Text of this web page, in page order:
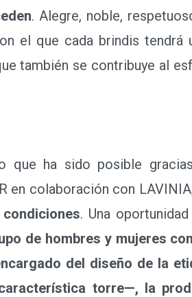
. Alegre, noble,
el que cada brindis tendrá
también se contribuye al
ha sido posible
en colaboración con
. Una
de hombres y mujeres
del diseño de la
torre—, la